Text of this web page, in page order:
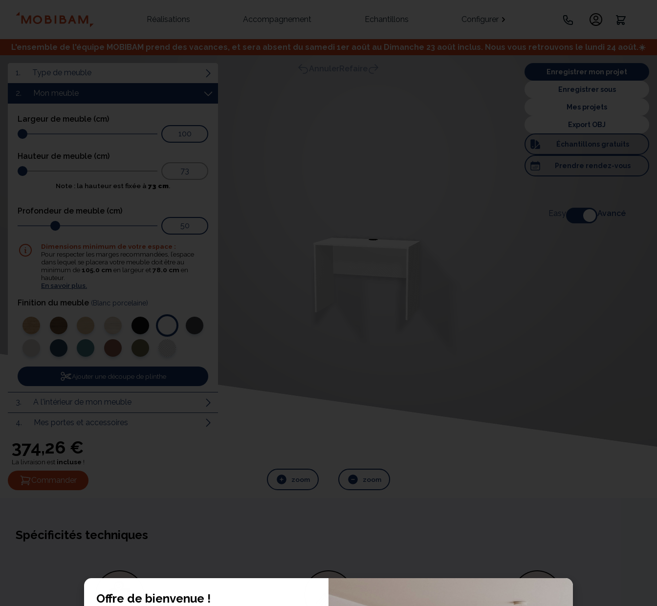
Réalisations Accompagnement Echantillons Configurer
Inspirez-vous du catalogue
Tous Meuble bas
L'ensemble de l'équipe MOBIBAM prend des vacances, et sera absent du samedi 1er août au Dimanche 23 août inclus. Nous vous retrouvons le lundi 24 août.☀️
1. Type de meuble
2. Mon meuble
Largeur de meuble (cm)
Hauteur de meuble (cm)
Note : la hauteur est fixée à 73 cm
Profondeur de meuble (cm)
Dimensions minimum de votre espace :
Pour respecter les marges recommandées, l’espace
dans lequel se placera votre meuble doit être au
minimum de105.0 cm en largeur et78.0 cm en
hauteur.
En savoir plus.
Finition du meuble (Blanc porcelaine)
Ajouter une découpe de plinthe
3. A l'intérieur de mon meuble
4. Mes portes et accessoires
zoom zoom
Enregistrer mon projet
Enregistrer sous
Mes projets
Export OBJ
Échantillons gratuits
Prendre rendez-vous
Easy Avancé
374,26 €
La livraison est incluse !
Commander
Spécificités techniques
Offre de bienvenue !